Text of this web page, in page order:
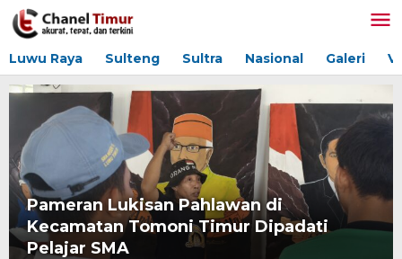
Lewati
ke
Luwu Raya Sulteng Sultra Nasional Galeri
Pameran Lukisan Pahlawan di
Kecamatan Tomoni Timur Dipadati
Pelajar SMA